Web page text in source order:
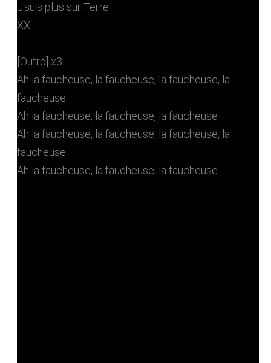
J'suis plus sur Terre
XX
[Outro] x3
Ah la faucheuse, la faucheuse, la faucheuse, la
faucheuse
Ah la faucheuse, la faucheuse, la faucheuse
Ah la faucheuse, la faucheuse, la faucheuse, la
faucheuse
Ah la faucheuse, la faucheuse, la faucheuse